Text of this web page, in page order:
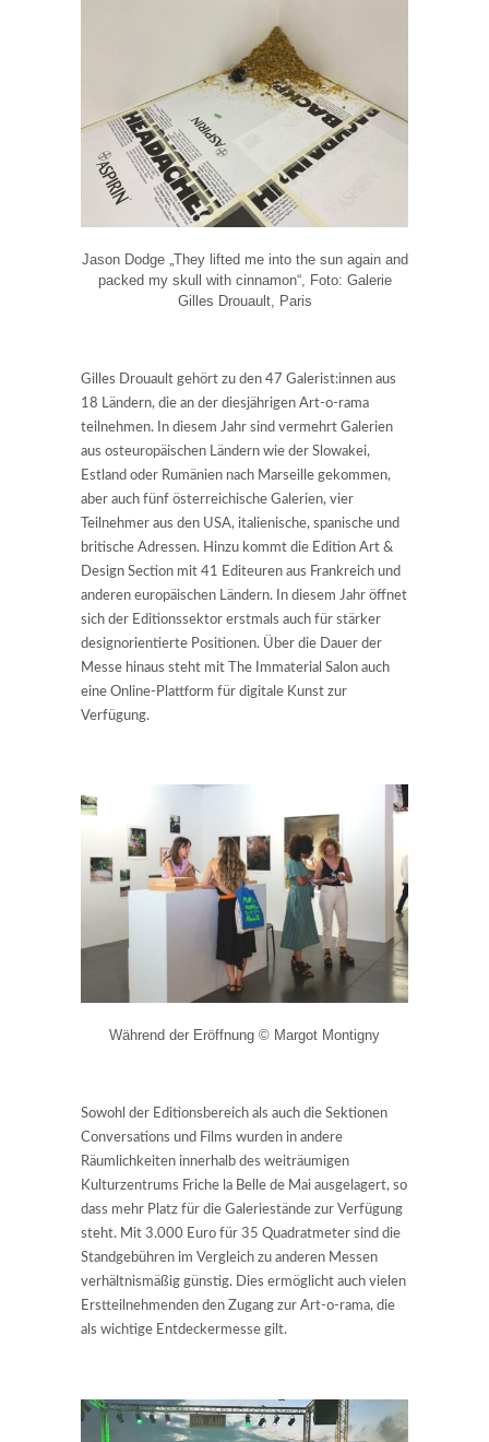
Jason Dodge „They lifted me into the sun again and
packed my skull with cinnamon“, Foto: Galerie
Gilles Drouault, Paris
Gilles Drouault gehört zu den 47 Galerist:innen aus
18 Ländern, die an der diesjährigen Art-o-rama
teilnehmen. In diesem Jahr sind vermehrt Galerien
aus osteuropäischen Ländern wie der Slowakei,
Estland oder Rumänien nach Marseille gekommen,
aber auch fünf österreichische Galerien, vier
Teilnehmer aus den USA, italienische, spanische und
britische Adressen. Hinzu kommt die Edition Art &
Design Section mit 41 Editeuren aus Frankreich und
anderen europäischen Ländern. In diesem Jahr öffnet
sich der Editionssektor erstmals auch für stärker
designorientierte Positionen. Über die Dauer der
Messe hinaus steht mit The Immaterial Salon auch
eine Online-Plattform für digitale Kunst zur
Verfügung.
Während der Eröffnung © Margot Montigny
Sowohl der Editionsbereich als auch die Sektionen
Conversations und Films wurden in andere
Räumlichkeiten innerhalb des weiträumigen
Kulturzentrums Friche la Belle de Mai ausgelagert, so
dass mehr Platz für die Galeriestände zur Verfügung
steht. Mit 3.000 Euro für 35 Quadratmeter sind die
Standgebühren im Vergleich zu anderen Messen
verhältnismäßig günstig. Dies ermöglicht auch vielen
Erstteilnehmenden den Zugang zur Art-o-rama, die
als wichtige Entdeckermesse gilt.